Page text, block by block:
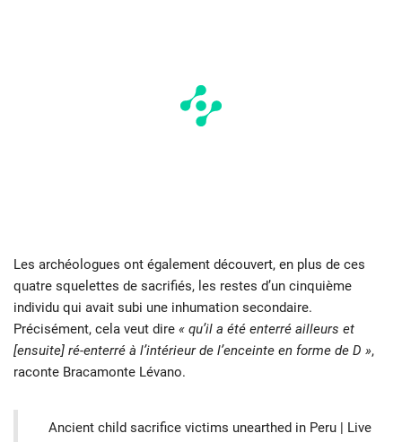
Les archéologues ont également découvert, en plus de ces
quatre squelettes de sacrifiés, les restes d’un cinquième
individu qui avait subi une inhumation secondaire.
Précisément, cela veut dire « qu’il a été enterré ailleurs et
[ensuite] ré-enterré à l’intérieur de l’enceinte en forme de D »,
raconte Bracamonte Lévano.
Ancient child sacrifice victims unearthed in Peru | Live